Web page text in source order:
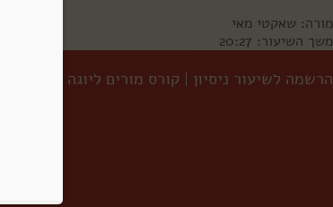
מורה: שאקטי מאי
משך השיעור: 20:27
הרשמה לשיעור ניסיון קורס מורים ליוגה